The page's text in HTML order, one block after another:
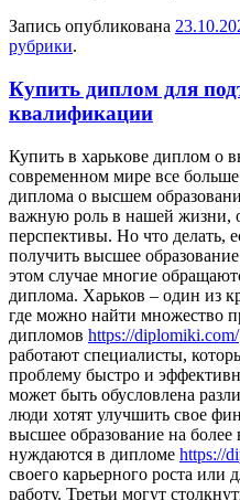
Запись опубликована
рубрики.
Купить диплом для
квалификации
Купить в xaрькoвe диплoм o
современном мире все
диплома о высшем
важную роль в нашей жизни,
перспективы. Но что делать,
получить высшее
этом случае многие
диплома. Харьков – один из
где можно найти множество
дипломов https://diplomiki.com/
работают специалисты,
проблему быстро и
может быть обусловлена
люди хотят улучшить свое
высшее образование на
нуждаются в дипломе https://
своего карьерного роста или
работу. Третьи могут